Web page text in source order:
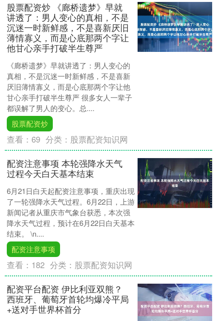
股票配资炒 《廊桥遗梦》早就
讲透了：男人变心的真相，不是
沉迷一时新鲜感，不是喜新厌旧
薄情寡义，而是心底那两个字让
他甘心亲手打破半生尊严
《廊桥遗梦》早就讲透了：男人变心的
真相，不是沉迷一时新鲜感，不是喜新
厌旧薄情寡义，而是心底那两个字让他
甘心亲手打破半生尊严 很多女人一辈子
都误解了男人的变心。总....
股票配资炒
查看：69 分类： 股票配资知识网
配资注意事项 本轮强降水天气
过程今天白天基本结束
6月21日白天起配资注意事项，重庆出现
了一轮强降水天气过程。6月22日，上游
新闻记者从重庆市气象台获悉，本次强
降水天气过程，预计在6月22日白天基本
结束。 \n....
配资注意事项
查看： 182 分类： 股票配资知识网
配资平台配资 伊比利亚双熊？
西班牙、葡萄牙首轮均爆冷平局
+送对手世界杯首分